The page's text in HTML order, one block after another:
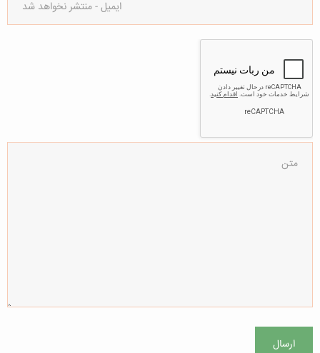
ارسال